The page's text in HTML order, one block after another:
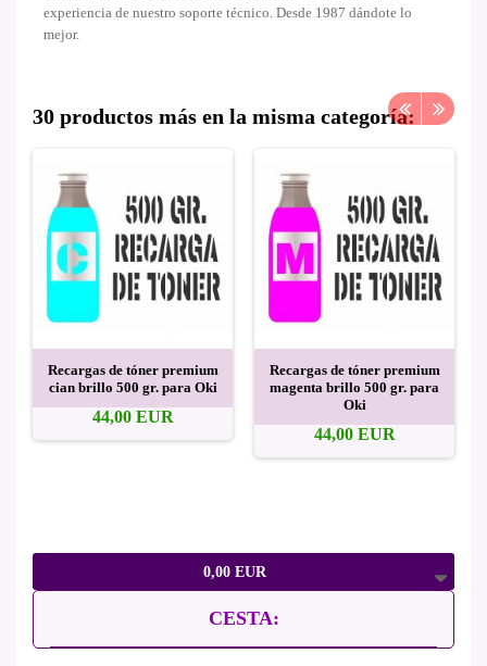
0,00 EUR
CESTA:
experiencia de nuestro soporte técnico. Desde 1987 dándote lo
mejor.
30 productos más en la misma categoría:
Recargas de tóner premium
cian brillo 500 gr. para Oki
44,00 EUR
Recargas de tóner premium
magenta brillo 500 gr. para
Oki
44,00 EUR